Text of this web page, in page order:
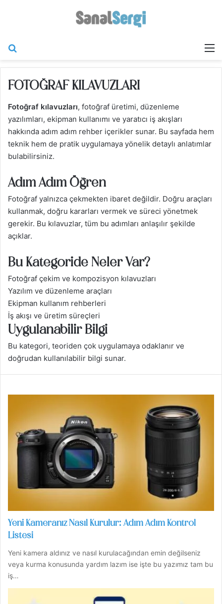
FOTOĞRAF KILAVUZLARI
Fotoğraf kılavuzları, fotoğraf üretimi, düzenleme
yazılımları, ekipman kullanımı ve yaratıcı iş akışları
hakkında adım adım rehber içerikler sunar. Bu sayfada hem
teknik hem de pratik uygulamaya yönelik detaylı anlatımlar
bulabilirsiniz.
Adım Adım Öğren
Fotoğraf yalnızca çekmekten ibaret değildir. Doğru araçları
kullanmak, doğru kararları vermek ve süreci yönetmek
gerekir. Bu kılavuzlar, tüm bu adımları anlaşılır şekilde
açıklar.
Bu Kategoride Neler Var?
Fotoğraf çekim ve kompozisyon kılavuzları
Yazılım ve düzenleme araçları
Ekipman kullanım rehberleri
İş akışı ve üretim süreçleri
Uygulanabilir Bilgi
Bu kategori, teoriden çok uygulamaya odaklanır ve
doğrudan kullanılabilir bilgi sunar.
Yeni Kameranız Nasıl Kurulur: Adım Adım Kontrol
Listesi
Yeni kamera aldınız ve nasıl kurulacağından emin değilseniz
veya kurma konusunda yardım lazım ise işte bu yazımız tam bu
iş…